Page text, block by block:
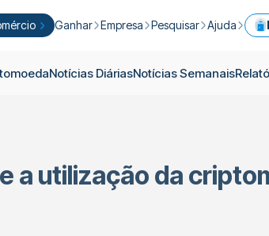
Comércio
Ganhar Empresa
Desenvolvimentos
OTC
Pesquisar
Relatórios de
Ajuda
Notícias DiáriasNotícias Semanais
a utilização da